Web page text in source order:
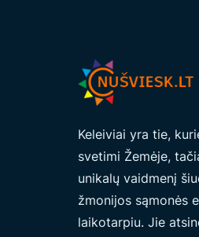
Keleiviai yra tie,
svetimi Žemėje,
unikalų vaidmenį
žmonijos sąmonės
laikotarpiu. Jie